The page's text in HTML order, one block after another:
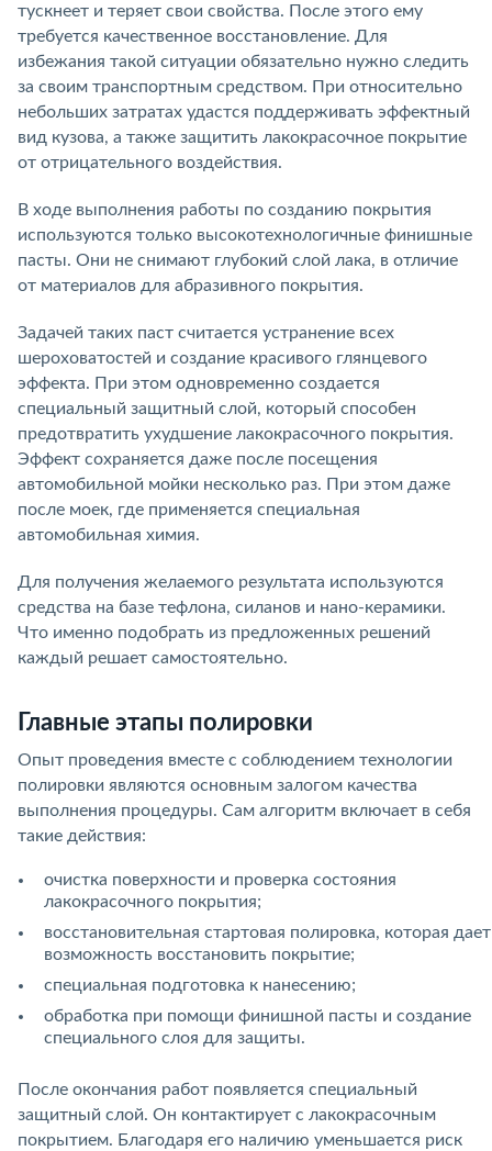
тускнеет и теряет свои свойства. После этого ему
требуется качественное восстановление. Для
избежания такой ситуации обязательно нужно следить
за своим транспортным средством. При относительно
небольших затратах удастся поддерживать эффектный
вид кузова, а также защитить лакокрасочное покрытие
от отрицательного воздействия.
В ходе выполнения работы по созданию покрытия
используются только высокотехнологичные финишные
пасты. Они не снимают глубокий слой лака, в отличие
от материалов для абразивного покрытия.
Задачей таких паст считается устранение всех
шероховатостей и создание красивого глянцевого
эффекта. При этом одновременно создается
специальный защитный слой, который способен
предотвратить ухудшение лакокрасочного покрытия.
Эффект сохраняется даже после посещения
автомобильной мойки несколько раз. При этом даже
после моек, где применяется специальная
автомобильная химия.
Для получения желаемого результата используются
средства на базе тефлона, силанов и нано-керамики.
Что именно подобрать из предложенных решений
каждый решает самостоятельно.
Главные этапы полировки
Опыт проведения вместе с соблюдением технологии
полировки являются основным залогом качества
выполнения процедуры. Сам алгоритм включает в себя
такие действия:
очистка поверхности и проверка состояния
лакокрасочного покрытия;
восстановительная стартовая полировка, которая дает
возможность восстановить покрытие;
специальная подготовка к нанесению;
обработка при помощи финишной пасты и создание
специального слоя для защиты.
После окончания работ появляется специальный
защитный слой. Он контактирует с лакокрасочным
покрытием. Благодаря его наличию уменьшается риск